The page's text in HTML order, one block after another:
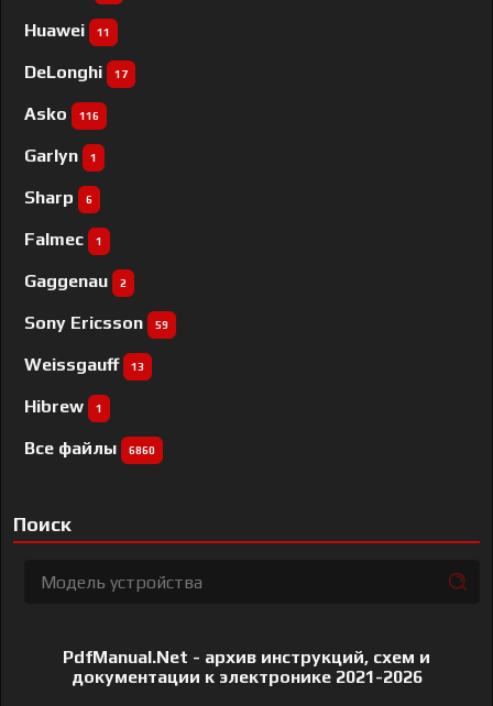
Huawei 11
DeLonghi 17
Asko 116
Garlyn 1
Sharp 6
Falmec 1
Gaggenau 2
Sony Ericsson 59
Weissgauff 13
Hibrew 1
Все файлы 6860
Поиск
PdfManual.Net - архив инструкций, схем и
документации к электронике 2021-2026